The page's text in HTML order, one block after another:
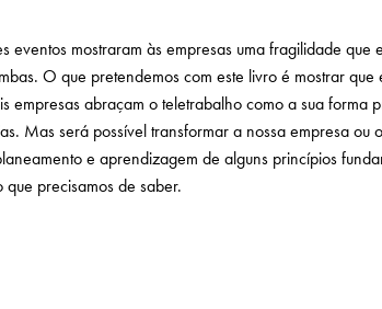
mostraram às empresas uma fragilidade que
O que pretendemos com este livro é mostrar
abraçam o teletrabalho como a sua
Mas será possível transformar a nossa empresa
e aprendizagem de alguns princípios
precisamos de saber.